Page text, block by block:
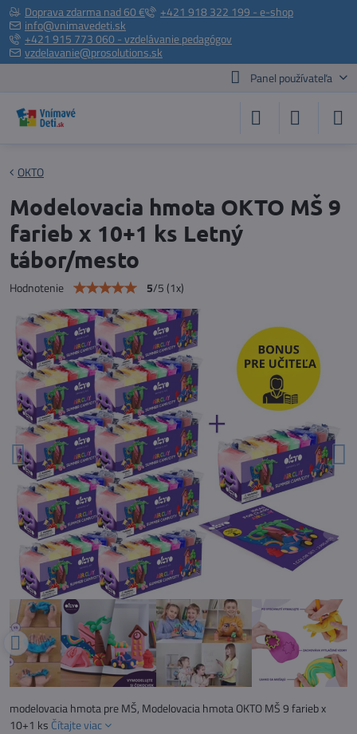
Doprava zdarma nad 60 €
+421 918 322 199 - e-shop
info@vnimavedeti.sk
+421 915 773 060 - vzdelávanie pedagógov
vzdelavanie@prosolutions.sk
Panel používateľa
OKTO
Modelovacia hmota OKTO MŠ 9
farieb x 10+1 ks Letný
tábor/mesto
Hodnotenie 5/5(1x)
modelovacia hmota pre MŠ, Modelovacia hmota OKTO MŠ 9 farieb x
10+1 ks Čítajte viac